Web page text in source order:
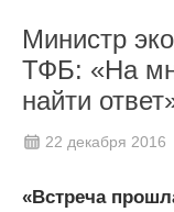
Министр
ТФБ: «На
найти
22 декабря 2016
«Встреча